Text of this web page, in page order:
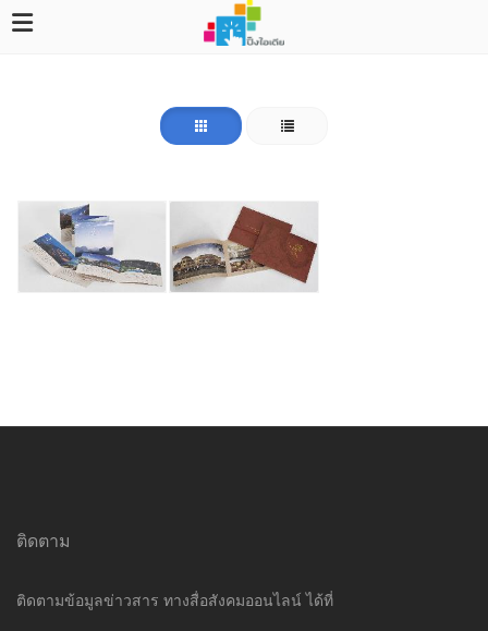
ติดตาม
ติดตามข้อมูลข่าวสาร ทางสื่อสังคมออนไลน์ ได้ที่